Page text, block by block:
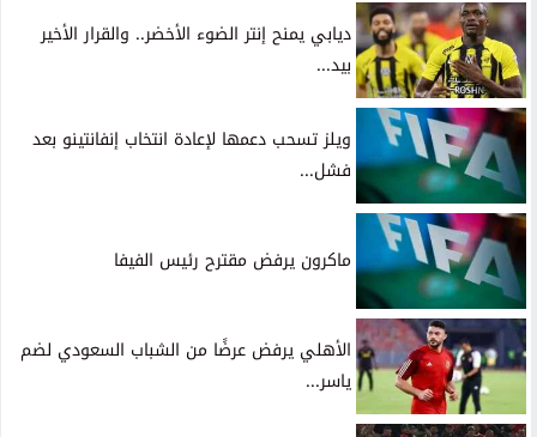
ديابي يمنح إنتر الضوء الأخضر.. والقرار الأخير
بيد...
ويلز تسحب دعمها لإعادة انتخاب إنفانتينو بعد
فشل...
ماكرون يرفض مقترح رئيس الفيفا
الأهلي يرفض عرضًا من الشباب السعودي لضم
ياسر...